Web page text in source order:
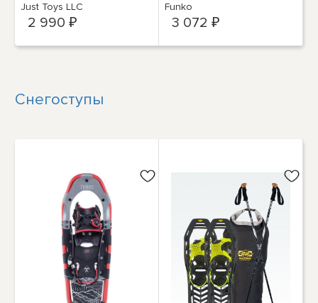
Just Toys LLC
2 990 ₽
Funko
3 072 ₽
Снегоступы